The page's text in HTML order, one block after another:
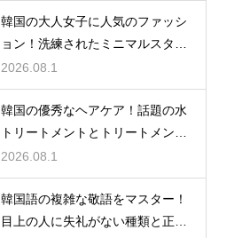
韓国の大人女子に人気のファッシ
ョン！洗練されたミニマルスタイ
ルの特徴
2026.08.1
韓国の優秀なヘアケア！話題の水
トリートメントとトリートメント
の使い分け
2026.08.1
韓国語の複雑な敬語をマスター！
目上の人に失礼がない種類と正し